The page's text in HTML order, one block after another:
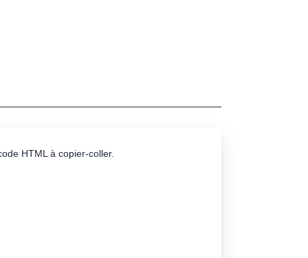
HTML à copier-coller.